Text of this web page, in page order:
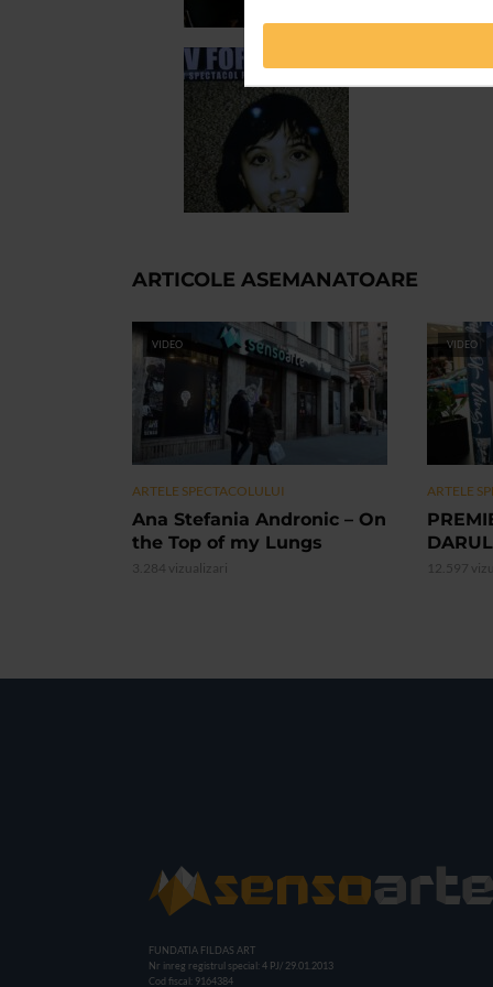
ARTICOLE ASEMANATOARE
VIDEO
ARTELE SPECTACOLULUI
Ana Stefania Andronic – On
the Top of my Lungs
3.284 vizualizari
VIDEO
ARTELE
12.597
FUNDATIA FILDAS ART
Nr inreg registrul special: 4 PJ/ 29.01.2013
Cod fiscal: 9164384